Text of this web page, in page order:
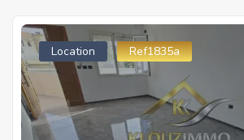
Location Ref1835a